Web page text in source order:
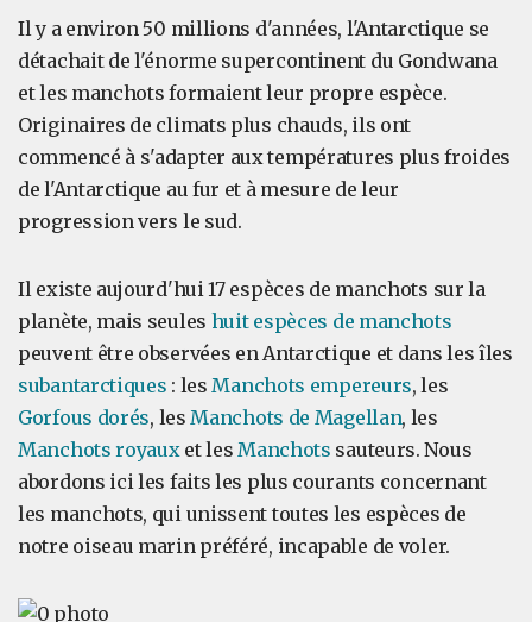
Il y a environ 50 millions d'années, l'Antarctique se
détachait de l'énorme supercontinent du Gondwana
et les manchots formaient leur propre espèce.
Originaires de climats plus chauds, ils ont
commencé à s'adapter aux températures plus froides
de l'Antarctique au fur et à mesure de leur
progression vers le sud.
Il existe aujourd'hui 17 espèces de manchots sur la
planète, mais seules huit espèces de manchots
peuvent être observées en Antarctique et dans les îles
subantarctiques : lesManchots empereurs, les
Gorfous dorés, lesManchots de Magellan, les
Manchots royauxet lesManchots sauteurs. Nous
abordons ici les faits les plus courants concernant
les manchots, qui unissent toutes les espèces de
notre oiseau marin préféré, incapable de voler.